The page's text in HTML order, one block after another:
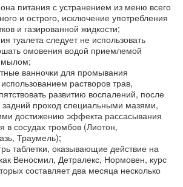
питания с устранением из меню всего
и острого, исключение употребления
и газированной жидкости;
туалета следует не использовать
омовения водой приемлемой
мылом;
ванночки для промывания
растворов трав,
развитию воспалений, после
задний проход специальными мазями,
достижению эффекта рассасывания
в сосудах тромбов (Лиотон,
Траумель);
таблетки, оказывающие действие на
Веносмил, Детралекс, Нормовен, курс
составляет два месяца несколько